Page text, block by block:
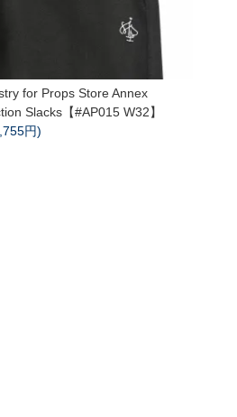
for Props Store Annex
Slacks【#AP015 W32】
円)